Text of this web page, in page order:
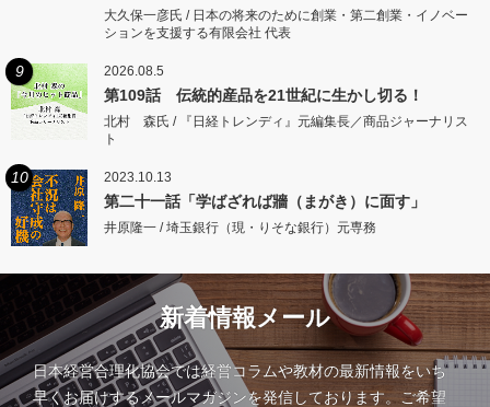
大久保一彦氏 / 日本の将来のために創業・第二創業・イノベー
ションを支援する有限会社 代表
9 2026.08.5
第109話 伝統的産品を21世紀に生かし切る！
北村 森氏 / 『日経トレンディ』元編集長／商品ジャーナリス
ト
10 2023.10.13
第二十一話「学ばざれば牆（まがき）に面す」
井原隆一 / 埼玉銀行（現・りそな銀行）元専務
新着情報メール
日本経営合理化協会では経営コラムや教材の最新情報をいち
早くお届けするメールマガジンを発信しております。ご希望